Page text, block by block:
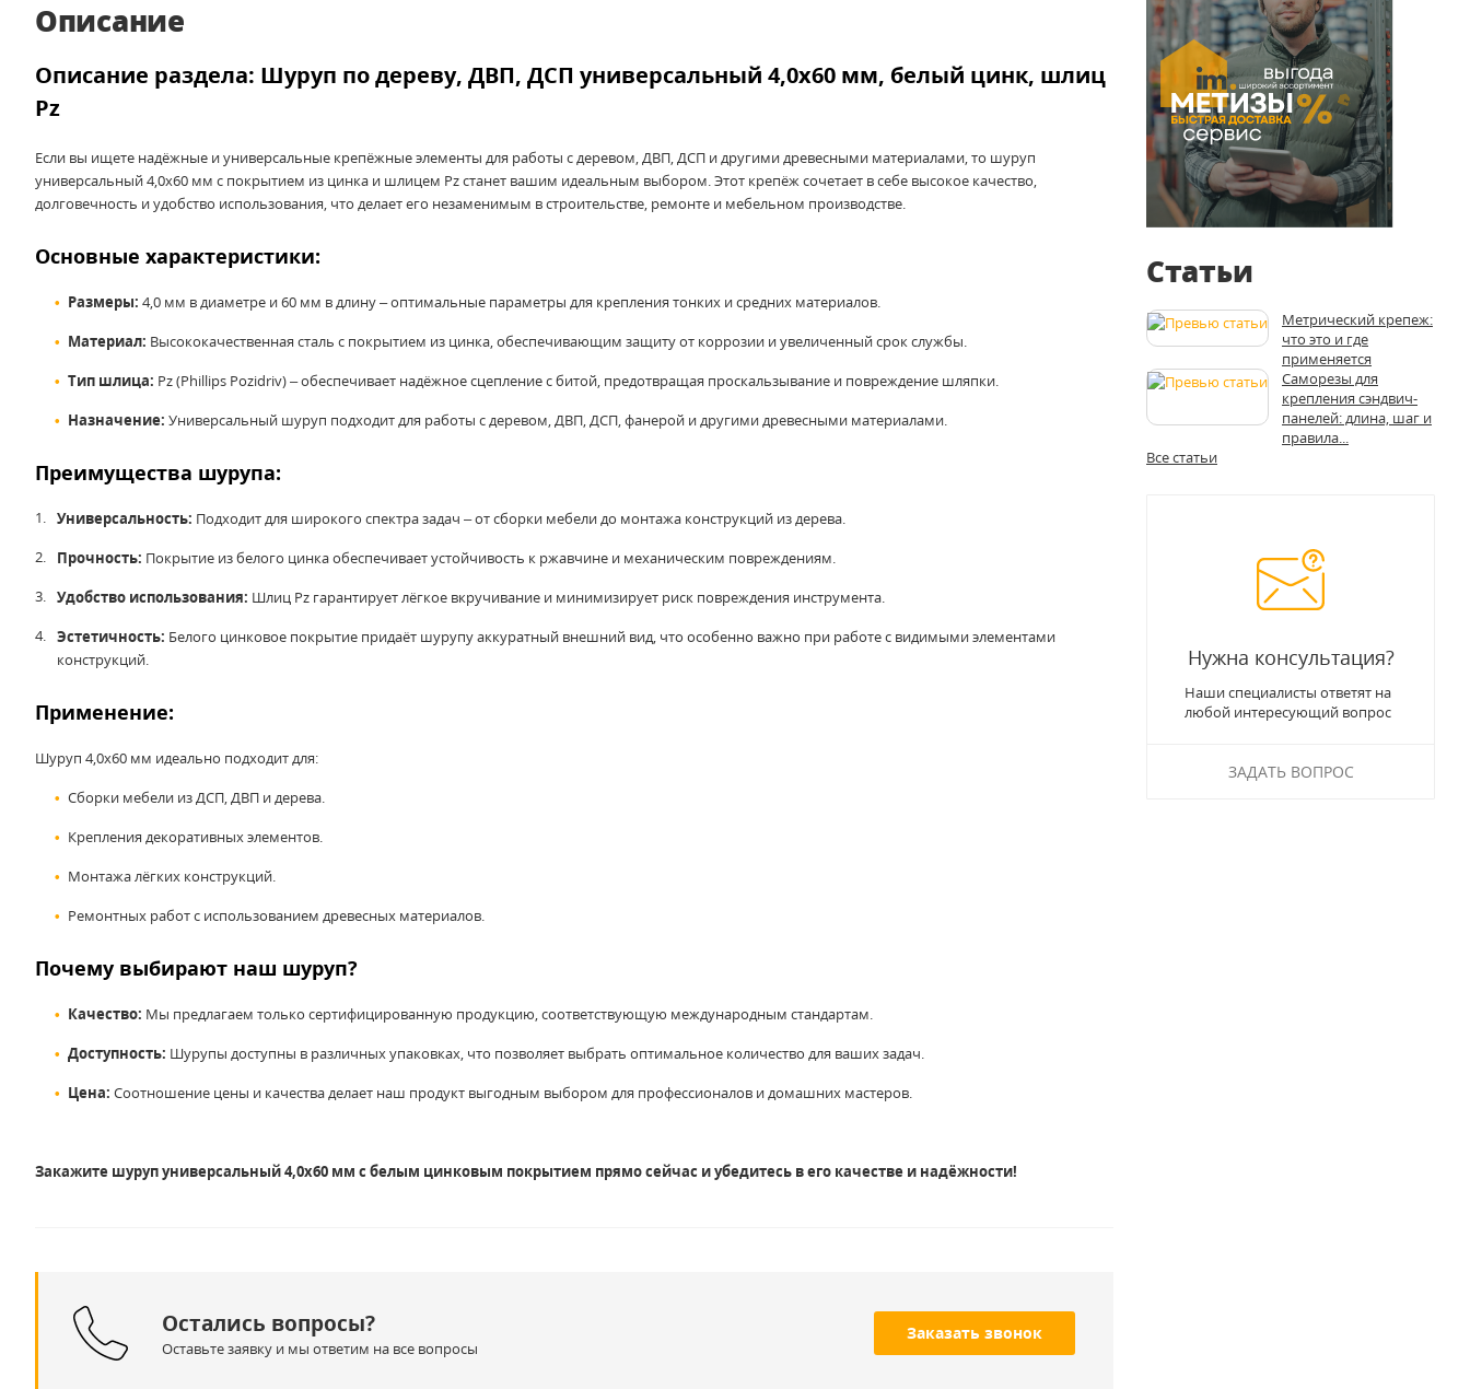
Описание
Описание раздела: Шуруп по дереву, ДВП, ДСП универсальный 4,0x60 мм, белый цинк, шлиц
Pz
Если вы ищете надёжные и универсальные крепёжные элементы для работы с деревом, ДВП, ДСП и другими древесными материалами, то шуруп
универсальный 4,0x60 мм с покрытием из цинка и шлицем Pz станет вашим идеальным выбором. Этот крепёж сочетает в себе высокое качество,
долговечность и удобство использования, что делает его незаменимым в строительстве, ремонте и мебельном производстве.
Основные характеристики:
Размеры: 4,0 мм в диаметре и 60 мм в длину – оптимальные параметры для крепления тонких и средних материалов.
Материал: Высококачественная сталь с покрытием из цинка, обеспечивающим защиту от коррозии и увеличенный срок службы.
Тип шлица: Pz (Phillips Pozidriv) – обеспечивает надёжное сцепление с битой, предотвращая проскальзывание и повреждение шляпки.
Назначение: Универсальный шуруп подходит для работы с деревом, ДВП, ДСП, фанерой и другими древесными материалами.
Преимущества шурупа:
Универсальность: Подходит для широкого спектра задач – от сборки мебели до монтажа конструкций из дерева.
Прочность: Покрытие из белого цинка обеспечивает устойчивость к ржавчине и механическим повреждениям.
Удобство использования: Шлиц Pz гарантирует лёгкое вкручивание и минимизирует риск повреждения инструмента.
Эстетичность: Белого цинковое покрытие придаёт шурупу аккуратный внешний вид, что особенно важно при работе с видимыми элементами
конструкций.
Применение:
Шуруп 4,0x60 мм идеально подходит для:
Сборки мебели из ДСП, ДВП и дерева.
Крепления декоративных элементов.
Монтажа лёгких конструкций.
Ремонтных работ с использованием древесных материалов.
Почему выбирают наш шуруп?
Качество: Мы предлагаем только сертифицированную продукцию, соответствующую международным стандартам.
Доступность: Шурупы доступны в различных упаковках, что позволяет выбрать оптимальное количество для ваших задач.
Цена: Соотношение цены и качества делает наш продукт выгодным выбором для профессионалов и домашних мастеров.
Закажите шуруп универсальный 4,0x60 мм с белым цинковым покрытием прямо сейчас и убедитесь в его качестве и надёжности!
Остались вопросы?
Оставьте заявку и мы ответим на все вопросы
Заказать звонок
Статьи
Метрический крепеж:
что это и где
применяется
Саморезы для
крепления сэндвич-
панелей: длина, шаг и
правила...
Все статьи
Нужна консультация?
Наши специалисты ответят на
любой интересующий вопрос
ЗАДАТЬ ВОПРОС